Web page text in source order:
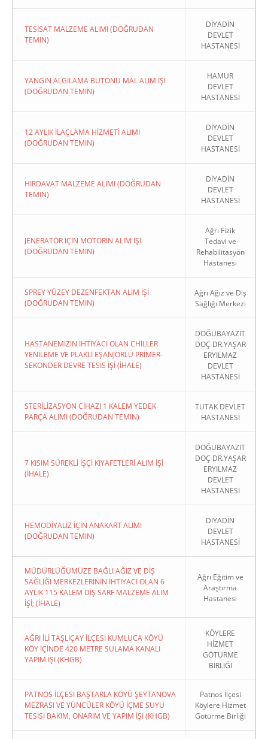
TESİSAT MALZEME ALIMI (DOĞRUDAN
TEMIN)
DİYADİN
DEVLET
HASTANESİ
YANGIN ALGILAMA BUTONU MAL ALIM İŞİ
(DOĞRUDAN TEMIN)
HAMUR
DEVLET
HASTANESİ
12 AYLIK İLAÇLAMA HİZMETİ ALIMI
(DOĞRUDAN TEMIN)
DİYADİN
DEVLET
HASTANESİ
HIRDAVAT MALZEME ALIMI (DOĞRUDAN
TEMIN)
DİYADİN
DEVLET
HASTANESİ
JENERATÖR İÇİN MOTORİN ALIM İŞİ
(DOĞRUDAN TEMIN)
Ağrı Fizik
Tedavi ve
Rehabilitasyon
Hastanesi
SPREY YÜZEY DEZENFEKTAN ALIM İŞİ
(DOĞRUDAN TEMIN)
Ağrı Ağız ve Diş
Sağlığı Merkezi
HASTANEMİZİN İHTİYACI OLAN CHİLLER
YENİLEME VE PLAKLI EŞANJÖRLÜ PRİMER-
SEKONDER DEVRE TESİS İŞİ (İHALE)
DOĞUBAYAZIT
DOÇ DR.YAŞAR
ERYILMAZ
DEVLET
HASTANESİ
STERİLİZASYON CİHAZI 1 KALEM YEDEK
PARÇA ALIMI (DOĞRUDAN TEMIN)
TUTAK DEVLET
HASTANESİ
7 KISIM SÜREKLİ İŞÇİ KIYAFETLERİ ALIM İŞİ
(İHALE)
DOĞUBAYAZIT
DOÇ DR.YAŞAR
ERYILMAZ
DEVLET
HASTANESİ
HEMODİYALİZ İÇİN ANAKART ALIMI
(DOĞRUDAN TEMIN)
DİYADİN
DEVLET
HASTANESİ
MÜDÜRLÜĞÜMÜZE BAĞLI AĞIZ VE DİŞ
SAĞLIĞI MERKEZLERİNİN İHTİYACI OLAN 6
AYLIK 115 KALEM DİŞ SARF MALZEME ALIM
İŞİ; (İHALE)
Ağrı Eğitim ve
Araştırma
Hastanesi
AĞRI İLİ TAŞLIÇAY İLÇESİ KUMLUCA KÖYÜ
KÖY İÇİNDE 420 METRE SULAMA KANALI
YAPIM İŞİ (KHGB)
KÖYLERE
HİZMET
GÖTÜRME
BİRLİĞİ
PATNOS İLÇESI BAŞTARLA KÖYÜ ŞEYTANOVA
MEZRASI VE YÜNCÜLER KÖYÜ İÇME SUYU
TESISI BAKIM, ONARIM VE YAPIM İŞI (KHGB)
Patnos İlçesi
Köylere Hizmet
Götürme Birliği